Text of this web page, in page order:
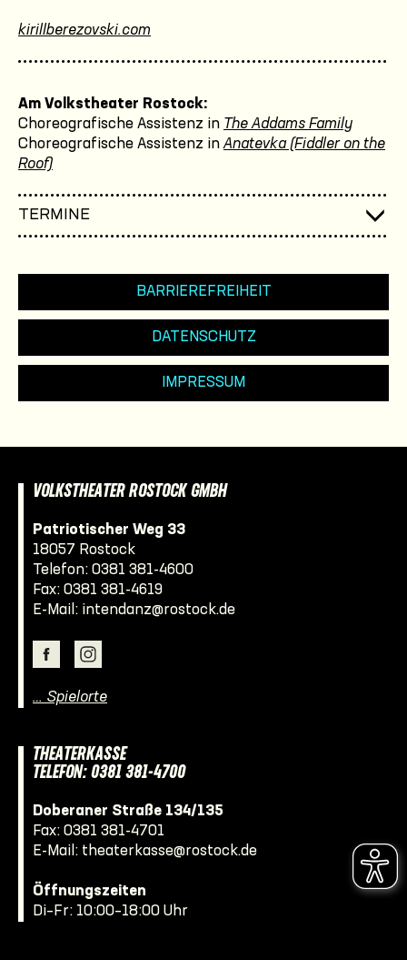
kirillberezovski.com
Am Volkstheater Rostock:
Choreografische Assistenz in The Addams Family
Choreografische Assistenz in Anatevka (Fiddler on the
Roof)
TERMINE
BARRIEREFREIHEIT
DATENSCHUTZ
IMPRESSUM
VOLKSTHEATER ROSTOCK GMBH
Patriotischer Weg 33
18057 Rostock
Telefon: 0381 381-4600
Fax: 0381 381-4619
E-Mail: intendanz@rostock.de
… Spielorte
THEATERKASSE
TELEFON: 0381 381-4700
Doberaner Straße 134/135
Fax: 0381 381-4701
E-Mail: theaterkasse@rostock.de
Öffnungszeiten
Di–Fr: 10:00–18:00 Uhr